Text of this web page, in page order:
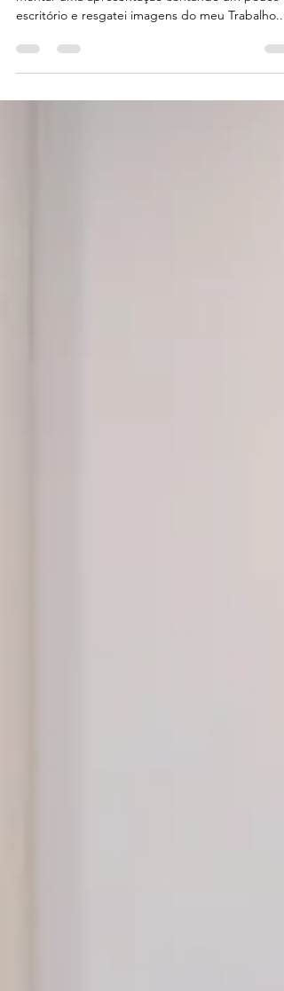
Oi pessoal, tudo bem? Essa semana tive que
escritório e resgatei imagens do meu Trabalho...